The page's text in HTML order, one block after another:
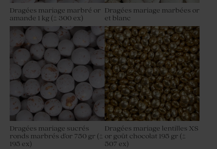
Dragées mariage marbré or
amande 1 kg (± 300 ex)
Dragées mariage marbées or
et blanc
Dragées mariage sucrés
ronds marbrés d'or 750 gr (±
195 ex)
Dragées mariage lentilles XS
or goût chocolat 195 gr (±
507 ex)